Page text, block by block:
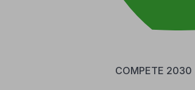
COMPETE 2030